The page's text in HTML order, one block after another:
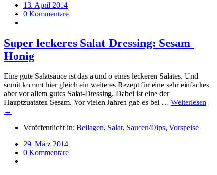
13. April 2014
0 Kommentare
Super leckeres Salat-Dressing: Sesam-
Honig
Eine gute Salatsauce ist das a und o eines leckeren Salates. Und
somit kommt hier gleich ein weiteres Rezept für eine sehr einfaches
aber vor allem gutes Salat-Dressing. Dabei ist eine der
Hauptzuataten Sesam. Vor vielen Jahren gab es bei … Weiterlesen
→
Veröffentlicht in: Beilagen, Salat, Saucen/Dips, Vorspeise
29. März 2014
0 Kommentare